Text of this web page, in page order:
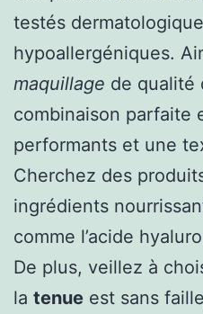
testés
hypoallergéniques.
maquillage de qualité
combinaison parfaite
performants et une
Cherchez des
ingrédients
comme l’acide
De plus, veillez à
la tenue est sans